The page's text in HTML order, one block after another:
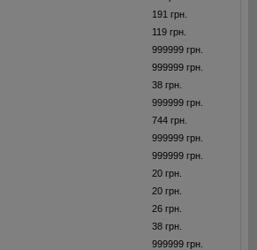
191 грн.
119 грн.
999999 грн.
999999 грн.
38 грн.
999999 грн.
744 грн.
999999 грн.
999999 грн.
20 грн.
20 грн.
26 грн.
38 грн.
999999 грн.